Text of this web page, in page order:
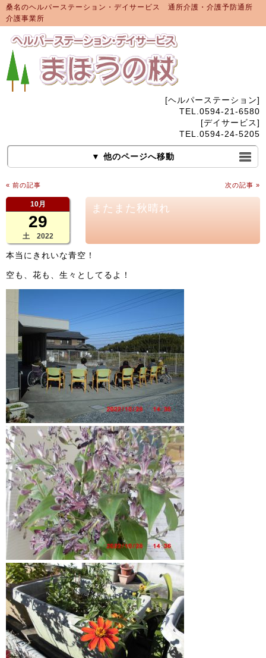
桑名のヘルパーステーション・デイサービス 通所介護・介護予防通所
介護事業所
[ヘルパーステーション]
TEL.0594-21-6580
[デイサービス]
TEL.0594-24-5205
▼ 他のページへ移動
« 前の記事 次の記事 »
10月
29
土 2022
またまた秋晴れ
本当にきれいな青空！
空も、花も、生々としてるよ！